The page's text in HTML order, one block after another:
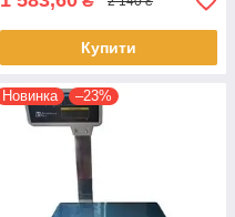
Купити
Новинка –23%